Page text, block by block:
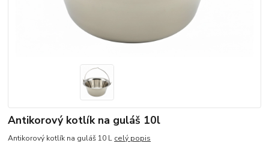
Antikorový kotlík na guláš 10l
Antikorový kotlík na guláš 10 L celý popis